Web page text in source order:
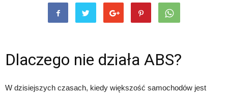
Dlaczego nie działa ABS?
W dzisiejszych czasach, kiedy większość samochodów jest